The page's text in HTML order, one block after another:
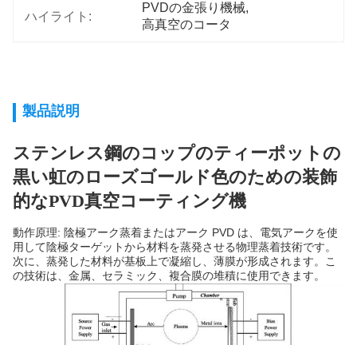
ハイライト:
PVDの金張り機械,
高真空のコータ
製品説明
ステンレス鋼のコップのティーポットの
黒い虹のローズゴールド色のための装飾
的なPVD真空コーティング機
動作原理: 陰極アーク蒸着またはアーク PVD ​​は、電気アークを使
用して陰極ターゲットから材料を蒸発させる物理蒸着技術です。
次に、蒸発した材料が基板上で凝縮し、薄膜が形成されます。こ
の技術は、金属、セラミック、複合膜の堆積に使用できます。